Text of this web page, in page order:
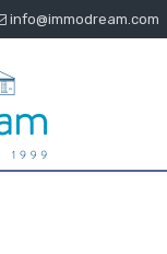
info@immodream.com